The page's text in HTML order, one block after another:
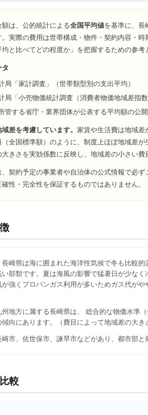
は、公的統計による全国平均値を基準に、 長
。実際の費用は世帯構成・物件・契約内容・
と比べてどの程度か」を把握するための参考
局「家計調査」（世帯類型別の支出平均）
局「小売物価統計調査（消費者物価地域差指
管する省庁・業界団体が公表する平均額の公
差を考慮しています。 家賃や生活費は地域差
（全国標準額）のように、制度上ほぼ地域差
きさを実効係数に反映し、地域差の小さい費
契約予定の事業者や自治体の公式情報で必
性・完全性を保証するものではありません。
長崎県は海に囲まれた海洋性気候で冬も比較
い部類です。夏は海風の影響で猛暑日が少な
が強くプロパンガス利用が多いためガス代が
州地方に属する長崎県は、 総合的な物価水準
向にあります。
（費目によって地域差の大き
崎市、佐世保市、諫早市などがあり、都市部と
較